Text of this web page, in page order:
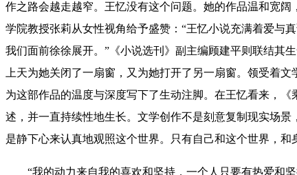
作之路会越走越窄。王忆没有这个问题。她的作品温和宽
学院教授张莉从女性视角给予盛赞：“王忆小说充满着爱与
我们面前徐徐展开。”《小说选刊》副主编顾建平则联结其
上天为她关闭了一扇窗，又为她打开了另一扇窗。领受着
为这部作品的温度与深度写下了生动注脚。在王忆看来，
述，并一直持续性地生长。文学创作不是刻意复制现实场
是静下心来认真地观照这个世界。只有自己和这个世界，
“我的动力来自我的喜欢和坚持，一个人只要有热爱和